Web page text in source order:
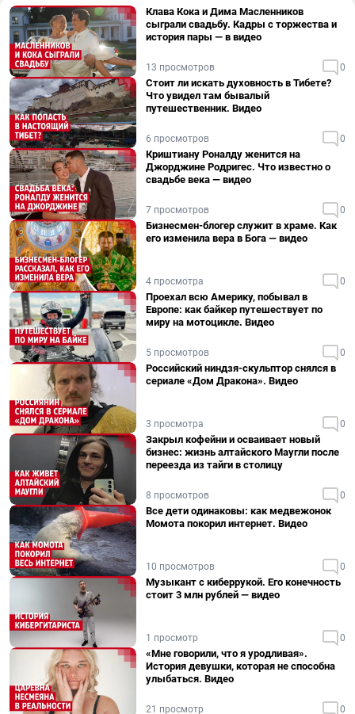
Клава Кока и Дима Масленников
сыграли свадьбу. Кадры с торжества и
история пары — в видео
13 просмотров 0
Стоит ли искать духовность в Тибете?
Что увидел там бывалый
путешественник. Видео
6 просмотров 0
Криштиану Роналду женится на
Джорджине Родригес. Что известно о
свадьбе века — видео
7 просмотров 0
Бизнесмен-блогер служит в храме. Как
его изменила вера в Бога — видео
4 просмотра 0
Проехал всю Америку, побывал в
Европе: как байкер путешествует по
миру на мотоцикле. Видео
5 просмотров 0
Российский ниндзя-скульптор снялся в
сериале «Дом Дракона». Видео
3 просмотра 0
Закрыл кофейни и осваивает новый
бизнес: жизнь алтайского Маугли после
переезда из тайги в столицу
8 просмотров 0
Все дети одинаковы: как медвежонок
Момота покорил интернет. Видео
10 просмотров 0
Музыкант с киберрукой. Его конечность
стоит 3 млн рублей — видео
1 просмотр 0
«Мне говорили, что я уродливая».
История девушки, которая не способна
улыбаться. Видео
21 просмотр 0